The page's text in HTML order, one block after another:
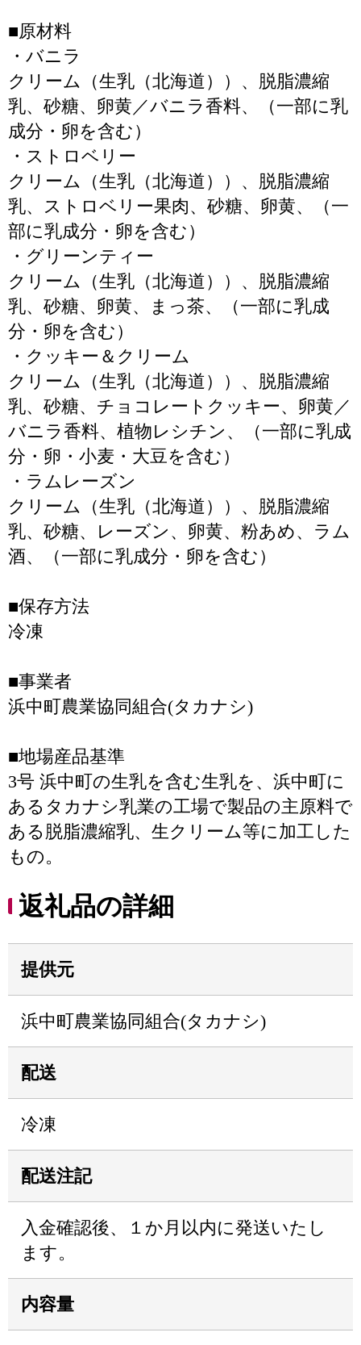
■原材料
・バニラ
クリーム（生乳（北海道））、脱脂濃縮
乳、砂糖、卵黄／バニラ香料、（一部に乳
成分・卵を含む）
・ストロベリー
クリーム（生乳（北海道））、脱脂濃縮
乳、ストロベリー果肉、砂糖、卵黄、（一
部に乳成分・卵を含む）
・グリーンティー
クリーム（生乳（北海道））、脱脂濃縮
乳、砂糖、卵黄、まっ茶、（一部に乳成
分・卵を含む）
・クッキー＆クリーム
クリーム（生乳（北海道））、脱脂濃縮
乳、砂糖、チョコレートクッキー、卵黄／
バニラ香料、植物レシチン、（一部に乳成
分・卵・小麦・大豆を含む）
・ラムレーズン
クリーム（生乳（北海道））、脱脂濃縮
乳、砂糖、レーズン、卵黄、粉あめ、ラム
酒、（一部に乳成分・卵を含む）
■保存方法
冷凍
■事業者
浜中町農業協同組合(タカナシ)
■地場産品基準
3号 浜中町の生乳を含む生乳を、浜中町に
あるタカナシ乳業の工場で製品の主原料で
ある脱脂濃縮乳、生クリーム等に加工した
もの。
返礼品の詳細
提供元
浜中町農業協同組合(タカナシ)
配送
冷凍
配送注記
入金確認後、１か月以内に発送いたし
ます。
内容量